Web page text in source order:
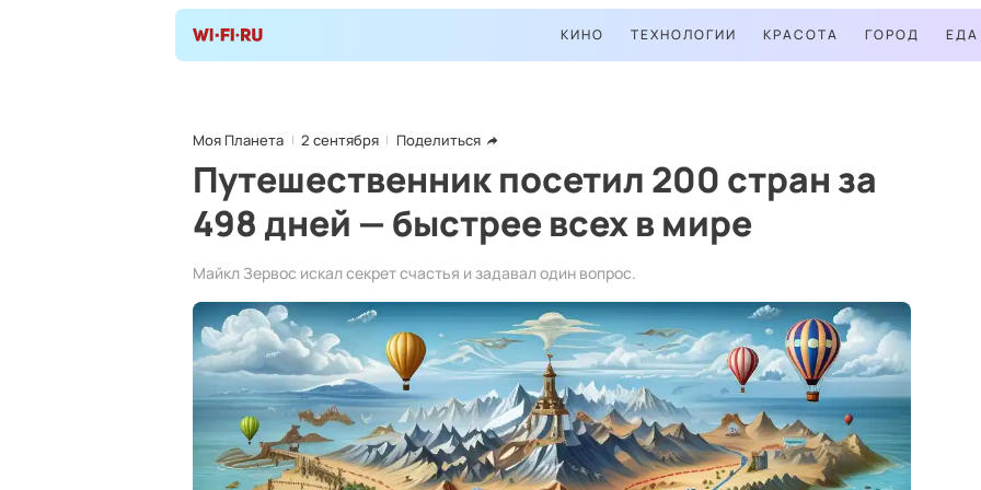
КИНО ТЕХНОЛОГИИ КРАСОТА ГОРОД ЕДА
Моя Планета 2 сентября Поделиться
Путешественник посетил 200 стран за
498 дней — быстрее всех в мире
Майкл Зервос искал секрет счастья и задавал один вопрос.